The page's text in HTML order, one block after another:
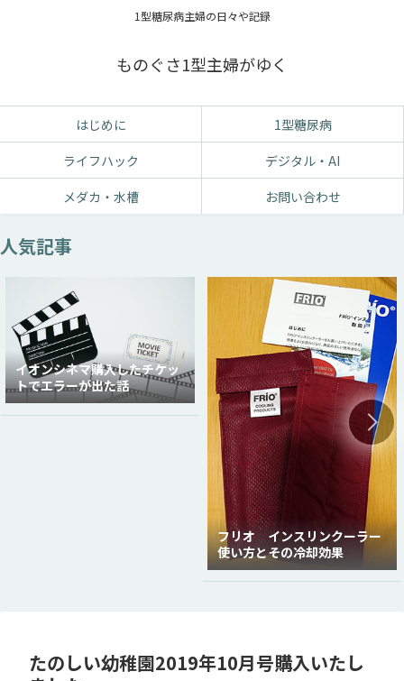
1型糖尿病主婦の日々や記録
ものぐさ1型主婦がゆく
はじめに
1型糖尿病
ライフハック
デジタル・AI
メダカ・水槽
お問い合わせ
人気記事
イオンシネマ購入したチケッ
トでエラーが出た話
フリオ インスリンクーラー
使い方とその冷却効果
たのしい幼稚園2019年10月号購入いたし